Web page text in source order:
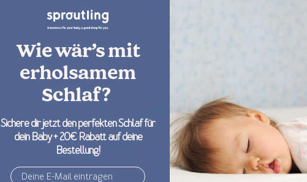
Wie wär’s mit
erholsamem
Schlaf?
Sichere dir jetzt den perfekten Schlaf für
dein Baby + 20€ Rabatt auf deine
Bestellung!
Email